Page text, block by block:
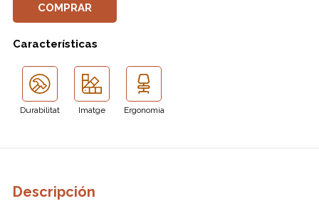
COMPRAR
Características
Durabilitat Imatge Ergonomia
Descripción